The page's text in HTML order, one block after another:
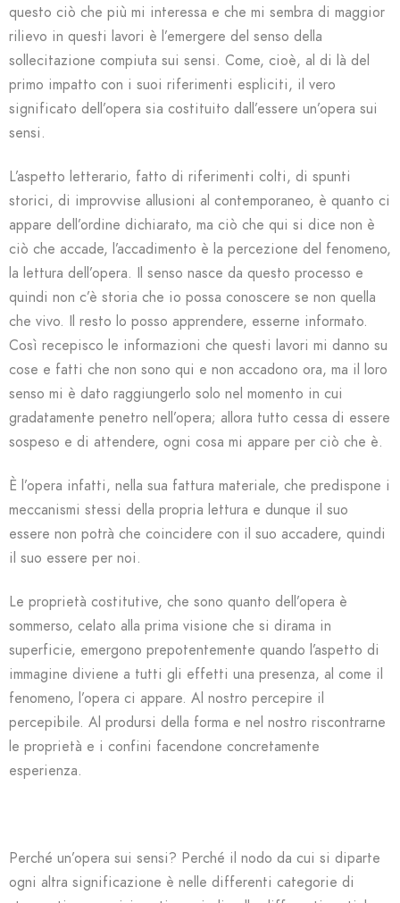
questo ciò che più mi interessa e che mi sembra di maggior
rilievo in questi lavori è l’emergere del senso della
sollecitazione compiuta sui sensi. Come, cioè, al di là del
primo impatto con i suoi riferimenti espliciti, il vero
significato dell’opera sia costituito dall’essere un’opera sui
sensi.
L’aspetto letterario, fatto di riferimenti colti, di spunti
storici, di improvvise allusioni al contemporaneo, è quanto ci
appare dell’ordine dichiarato, ma ciò che qui si dice non è
ciò che accade, l’accadimento è la percezione del fenomeno,
la lettura dell’opera. Il senso nasce da questo processo e
quindi non c’è storia che io possa conoscere se non quella
che vivo. Il resto lo posso apprendere, esserne informato.
Così recepisco le informazioni che questi lavori mi danno su
cose e fatti che non sono qui e non accadono ora, ma il loro
senso mi è dato raggiungerlo solo nel momento in cui
gradatamente penetro nell’opera; allora tutto cessa di essere
sospeso e di attendere, ogni cosa mi appare per ciò che è.
È l’opera infatti, nella sua fattura materiale, che predispone i
meccanismi stessi della propria lettura e dunque il suo
essere non potrà che coincidere con il suo accadere, quindi
il suo essere per noi.
Le proprietà costitutive, che sono quanto dell’opera è
sommerso, celato alla prima visione che si dirama in
superficie, emergono prepotentemente quando l’aspetto di
immagine diviene a tutti gli effetti una presenza, al come il
fenomeno, l’opera ci appare. Al nostro percepire il
percepibile. Al prodursi della forma e nel nostro riscontrarne
le proprietà e i confini facendone concretamente
esperienza.
Perché un’opera sui sensi? Perché il nodo da cui si diparte
ogni altra significazione è nelle differenti categorie di